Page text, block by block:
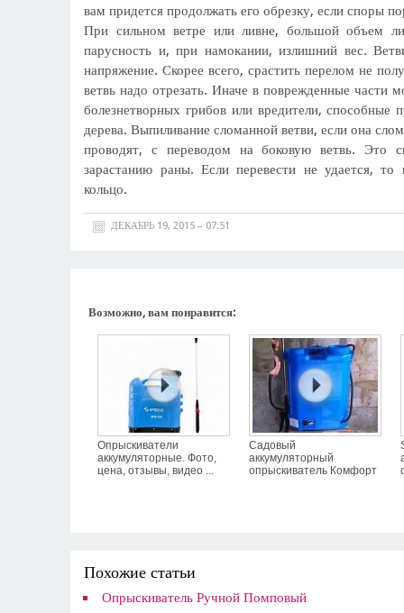
вам придется продолжать его обрезку, если споры
При сильном ветре или ливне, большой объем
парусность и, при намокании, излишний вес.
напряжение. Скорее всего, срастить перелом не
ветвь надо отрезать. Иначе в поврежденные части
болезнетворных грибов или вредители, способные
дерева. Выпиливание сломанной ветви, если она
проводят, с переводом на боковую ветвь. Это
зарастанию раны. Если перевести не удается, то
кольцо.
ДЕКАБРЬ 19, 2015 – 07:51
Возможно, вам понравится:
Опрыскиватели
аккумуляторные. Фото,
цена, отзывы, видео ...
Садовый
аккумуляторный
опрыскиватель Комфорт
Похожие статьи
Опрыскиватель Ручной Помповый